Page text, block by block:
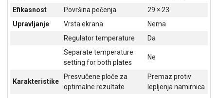
GPS
NAVIGACIJE
Efikasnost
Površina pečenja
29 × 23
Upravljanje
Vrsta ekrana
Nema
Regulator temperature
Da
Separate temperature
setting for both plates
Ne
Karakteristike
Presvučene ploče za
optimalne rezultate
Premaz protiv
lepljenja namirnica